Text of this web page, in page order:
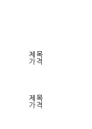
제목
가격
제목
가격